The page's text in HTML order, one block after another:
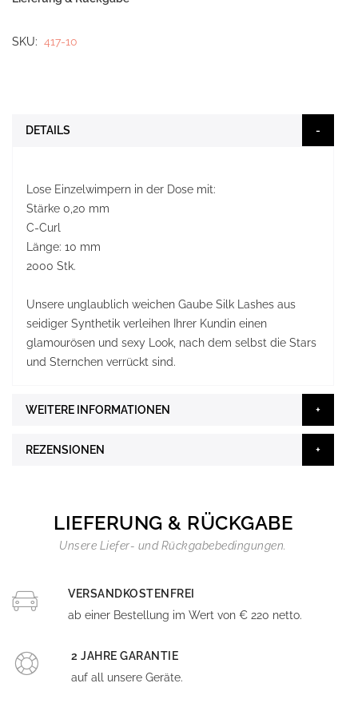
SKU 417-10
DETAILS
Lose Einzelwimpern in der Dose mit:
Stärke 0,20 mm
C-Curl
Länge: 10 mm
2000 Stk.
Unsere unglaublich weichen Gaube Silk Lashes aus
seidiger Synthetik verleihen Ihrer Kundin einen
glamourösen und sexy Look, nach dem selbst die Stars
und Sternchen verrückt sind.
WEITERE INFORMATIONEN
REZENSIONEN
LIEFERUNG & RÜCKGABE
Unsere Liefer- und Rückgabebedingungen.
VERSANDKOSTENFREI
ab einer Bestellung im Wert von € 220 netto.
2 JAHRE GARANTIE
auf all unsere Geräte.